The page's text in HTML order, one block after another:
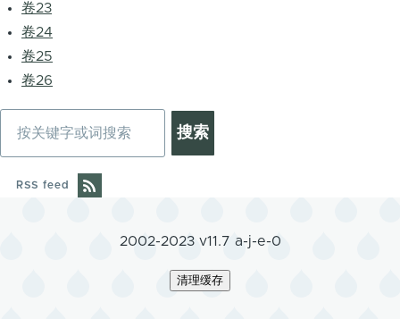
卷23
卷24
卷25
卷26
RSS feed
2002-2023 v11.7 a-j-e-0